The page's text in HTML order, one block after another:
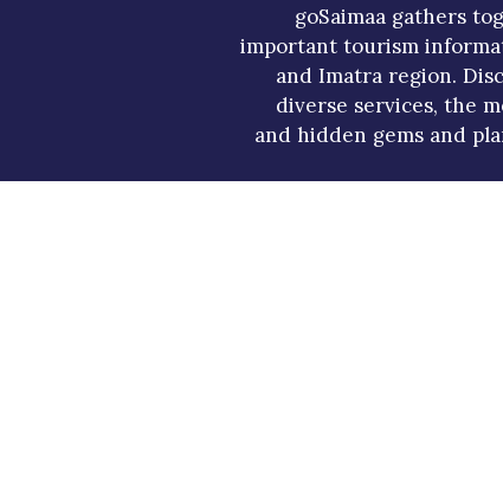
goSaimaa gathers
important tourism
and Imatra region.
diverse services, the
and hidden gems and